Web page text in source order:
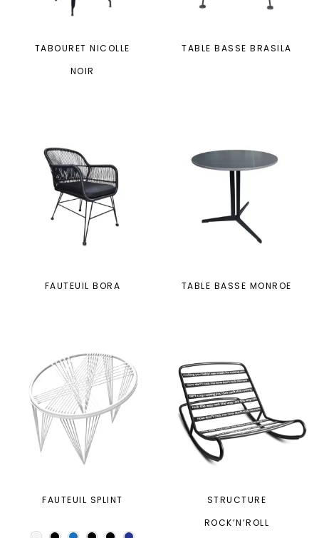
TABOURET NICOLLE
NOIR
TABLE BASSE BRASILA
FAUTEUIL BORA TABLE BASSE MONROE
FAUTEUIL SPLINT
STRUCTURE
ROCK’N’ROLL